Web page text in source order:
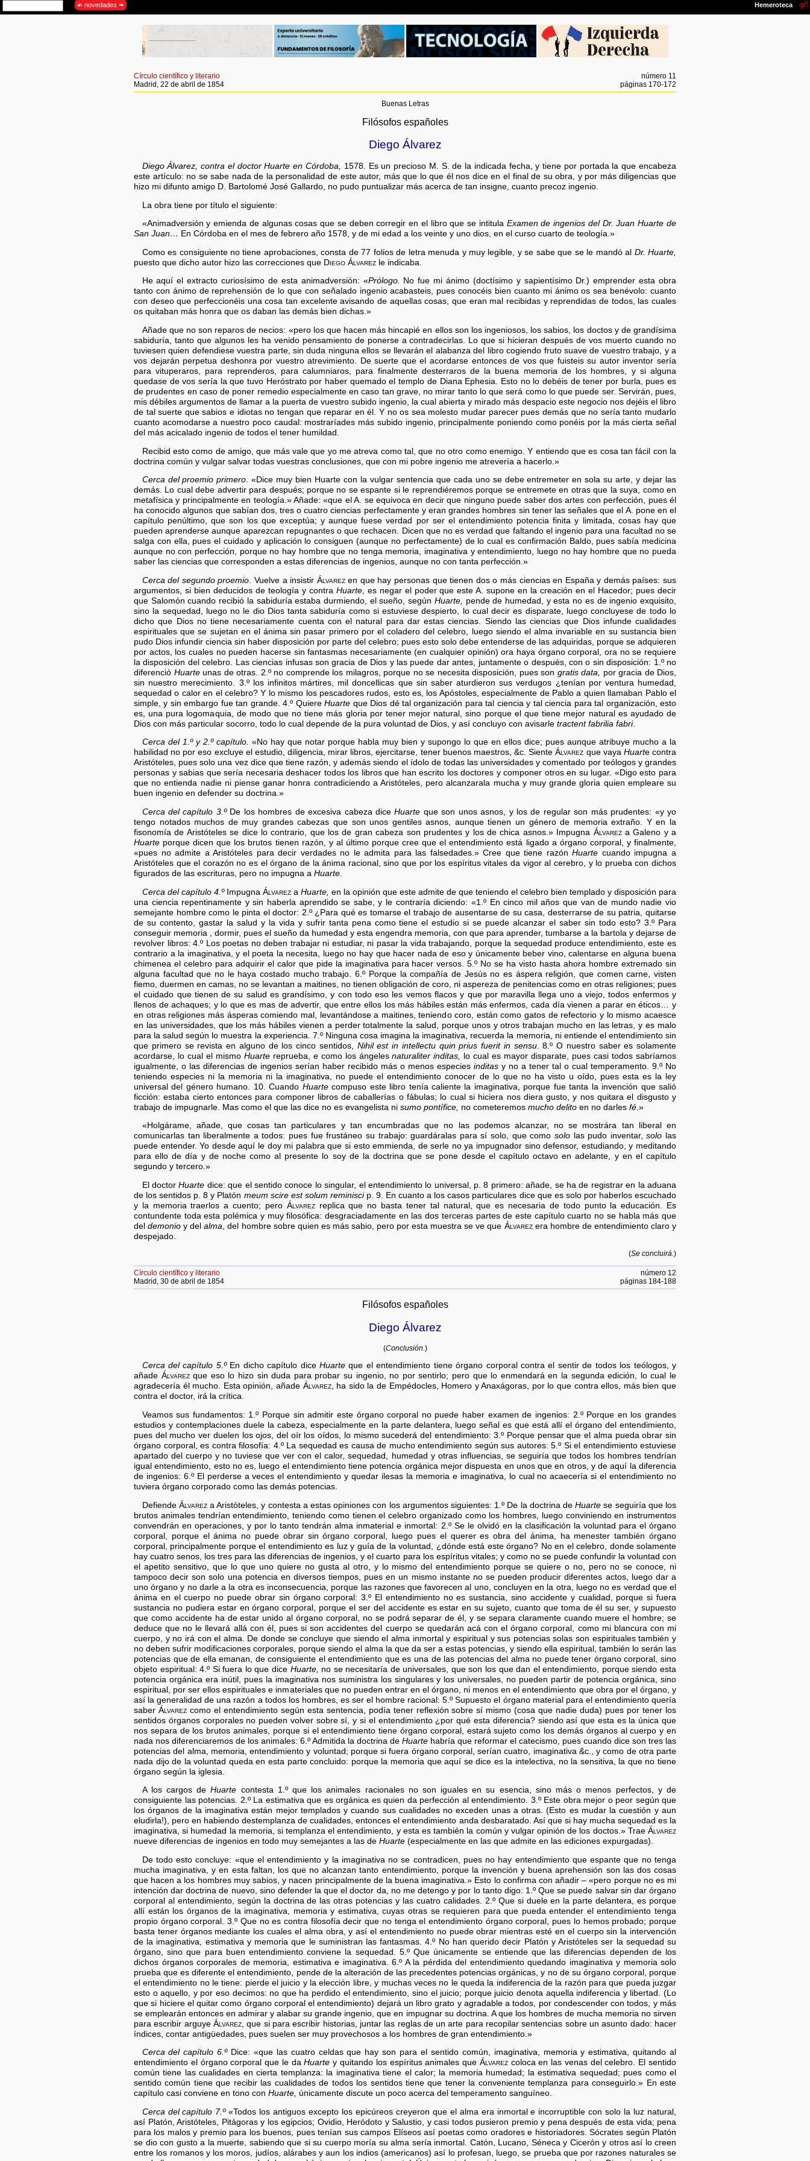
Círculo científico y literario
Madrid, 22 de abril de 1854
número 11
páginas 170-172
Buenas Letras
Filósofos españoles
Diego Álvarez
Diego Álvarez, contra el doctor Huarte en Córdoba, 1578. Es un precioso M. S. de la indicada fecha, y tiene por portada la que encabeza
este artículo: no se sabe nada de la personalidad de este autor, más que lo que él nos dice en el final de su obra, y por más diligencias que
hizo mi difunto amigo D. Bartolomé José Gallardo, no pudo puntualizar más acerca de tan insigne, cuanto precoz ingenio.
La obra tiene por título el siguiente:
«Animadversión y emienda de algunas cosas que se deben corregir en el libro que se intitula Examen de ingenios del Dr. Juan Huarte de
San Juan… En Córdoba en el mes de febrero año 1578, y de mi edad a los veinte y uno dios, en el curso cuarto de teología.»
Como es consiguiente no tiene aprobaciones, consta de 77 folios de letra menuda y muy legible, y se sabe que se le mandó al Dr. Huarte,
puesto que dicho autor hizo las correcciones que Diego Álvarez le indicaba.
He aquí el extracto curiosísimo de esta animadversión: «Prólogo. No fue mi ánimo (doctísimo y sapientísimo Dr.) emprender esta obra
tanto con ánimo de reprehensión de lo que con señalado ingenio acabasteis, pues conocéis bien cuanto mi ánimo os sea benévolo: cuanto
con deseo que perfeccionéis una cosa tan excelente avisando de aquellas cosas, que eran mal recibidas y reprendidas de todos, las cuales
os quitaban más honra que os daban las demás bien dichas.»
Añade que no son reparos de necios: «pero los que hacen más hincapié en ellos son los ingeniosos, los sabios, los doctos y de grandísima
sabiduría, tanto que algunos les ha venido pensamiento de ponerse a contradecirlas. Lo que si hicieran después de vos muerto cuando no
tuviesen quien defendiese vuestra parte, sin duda ninguna ellos se llevarán el alabanza del libro cogiendo fruto suave de vuestro trabajo, y a
vos dejarán perpetua deshonra por vuestro atrevimiento. De suerte que el acordarse entonces de vos que fuisteis su autor inventor sería
para vituperaros, para reprenderos, para calumniaros, para finalmente desterraros de la buena memoria de los hombres, y si alguna
quedase de vos sería la que tuvo Heróstrato por haber quemado el templo de Diana Ephesia. Esto no lo debéis de tener por burla, pues es
de prudentes en caso de poner remedio especialmente en caso tan grave, no mirar tanto lo que será como lo que puede ser. Servirán, pues,
mis débiles argumentos de llamar a la puerta de vuestro subido ingenio, la cual abierta y mirado más despacio este negocio nos dejéis el libro
de tal suerte que sabios e idiotas no tengan que reparar en él. Y no os sea molesto mudar parecer pues demás que no sería tanto mudarlo
cuanto acomodarse a nuestro poco caudal: mostraríades más subido ingenio, principalmente poniendo como ponéis por la más cierta señal
del más acicalado ingenio de todos el tener humildad.
Recibid esto como de amigo, que más vale que yo me atreva como tal, que no otro como enemigo. Y entiendo que es cosa tan fácil con la
doctrina común y vulgar salvar todas vuestras conclusiones, que con mi pobre ingenio me atrevería a hacerlo.»
Cerca del proemio primero. «Dice muy bien Huarte con la vulgar sentencia que cada uno se debe entremeter en sola su arte, y dejar las
demás. Lo cual debe advertir para después; porque no se espante si le reprendiéremos porque se entremete en otras que la suya, como en
metafísica y principalmente en teología.» Añade: «que el A. se equivoca en decir que ninguno puede saber dos artes con perfección, pues él
ha conocido algunos que sabían dos, tres o cuatro ciencias perfectamente y eran grandes hombres sin tener las señales que el A. pone en el
capítulo penúltimo, que son los que exceptúa; y aunque fuese verdad por ser el entendimiento potencia finita y limitada, cosas hay que
pueden aprenderse aunque aparezcan repugnantes o que rechacen. Dicen que no es verdad que faltando el ingenio para una facultad no se
salga con ella, pues el cuidado y aplicación lo consiguen (aunque no perfectamente) de lo cual es confirmación Baldo, pues sabía medicina
aunque no con perfección, porque no hay hombre que no tenga memoria, imaginativa y entendimiento, luego no hay hombre que no pueda
saber las ciencias que corresponden a estas diferencias de ingenios, aunque no con tanta perfección.»
Cerca del segundo proemio . Vuelve a insistir Álvarezen que hay personas que tienen dos o más ciencias en España y demás países: sus
argumentos, si bien deducidos de teología y contra Huarte, es negar el poder que este A. supone en la creación en el Hacedor; pues decir
que Salomón cuando recibió la sabiduría estaba durmiendo, el sueño, según Huarte,
pende de humedad, y esta no es de ingenio exquisito,
sino la sequedad, luego no le dio Dios tanta sabiduría como si estuviese despierto, lo cual decir es disparate, luego concluyese de todo lo
dicho que Dios no tiene necesariamente cuenta con el natural para dar estas ciencias. Siendo las ciencias que Dios infunde cualidades
espirituales que se sujetan en el ánima sin pasar primero por el coladero del celebro, luego siendo el alma invariable en su sustancia bien
pudo Dios infundir ciencia sin haber disposición por parte del celebro; pues esto solo debe entenderse de las adquiridas, porque se adquieren
por actos, los cuales no pueden hacerse sin fantasmas necesariamente (en cualquier opinión) ora haya órgano corporal, ora no se requiere
la disposición del celebro. Las ciencias infusas son gracia de Dios y las puede dar antes, juntamente o después, con o sin disposición: 1.º no
diferenció Huarteunas de otras. 2.º no comprende los milagros, porque no se necesita disposición, pues son gratis data,
por gracia de Dios,
sin nuestro merecimiento. 3.º los infinitos mártires, mil doncellicas que sin saber aturdieron sus verdugos ¿tenían por ventura humedad,
sequedad o calor en el celebro? Y lo mismo los pescadores rudos, esto es, los Apóstoles, especialmente de Pablo a quien llamaban Pablo el
simple, y sin embargo fue tan grande. 4.º QuiereHuarte que Dios dé tal organización para tal ciencia y tal ciencia para tal organización, esto
es, una pura logomaquia, de modo que no tiene más gloria por tener mejor natural, sino porque el que tiene mejor natural es ayudado de
Dios con más particular socorro, todo lo cual depende de la pura voluntad de Dios, y así concluyo con avisarle tractent fabrilia fabri.
Cerca del 1.º y 2.º capítulo. «No hay que notar porque habla muy bien y supongo lo que en ellos dice; pues aunque atribuye mucho a la
habilidad no por eso excluye el estudio, diligencia, mirar libros, ejercitarse, tener buenos maestros, &c. SienteÁlvarez que vaya Huarte contra
Aristóteles, pues solo una vez dice que tiene razón, y además siendo el ídolo de todas las universidades y comentado por teólogos y grandes
personas y sabias que sería necesaria deshacer todos los libros que han escrito los doctores y componer otros en su lugar. «Digo esto para
que no entienda nadie ni piense ganar honra contradiciendo a Aristóteles, pero alcanzarala mucha y muy grande gloria quien empleare su
buen ingenio en defender su doctrina.»
Cerca del capítulo 3.ºDe los hombres de excesiva cabeza diceHuarte que son unos asnos, y los de regular son más prudentes: «y yo
tengo notados muchos de muy grandes cabezas que son unos gentiles asnos, aunque tienen un género de memoria extraño. Y en la
fisonomía de Aristóteles se dice lo contrario, que los de gran cabeza son prudentes y los de chica asnos.» Impugna Álvareza Galeno y a
Huarte porque dicen que los brutos tienen razón, y al último porque cree que el entendimiento está ligado a órgano corporal, y finalmente,
«pues no admite a Aristóteles para decir verdades no le admita para las falsedades.» Cree que tiene razónHuarte cuando impugna a
Aristóteles que el corazón no es el órgano de la ánima racional, sino que por los espíritus vitales da vigor al cerebro, y lo prueba con dichos
figurados de las escrituras, pero no impugna a Huarte
Cerca del capítulo 4.ºImpugna Álvareza Huarte, en la opinión que este admite de que teniendo el celebro bien templado y disposición para
una ciencia repentinamente y sin haberla aprendido se sabe, y le contraría diciendo: «1.º En cinco mil años que van de mundo nadie vio
semejante hombre como le pinta el doctor: 2.º ¿Para qué es tomarse el trabajo de ausentarse de su casa, desterrarse de su patria, quitarse
de su contento, gastar la salud y la vida y sufrir tanta pena como tiene el estudio si se puede alcanzar el saber sin todo esto? 3.º Para
conseguir memoria , dormir, pues el sueño da humedad y esta engendra memoria, con que para aprender, tumbarse a la bartola y dejarse de
revolver libros: 4.º Los poetas no deben trabajar ni estudiar, ni pasar la vida trabajando, porque la sequedad produce entendimiento, este es
contrario a la imaginativa, y el poeta la necesita, luego no hay que hacer nada de eso y únicamente beber vino, calentarse en alguna buena
chimenea el celebro para adquirir el calor que pide la imaginativa para hacer versos. 5.º No se ha visto hasta ahora hombre extremado sin
alguna facultad que no le haya costado mucho trabajo. 6.º Porque la compañía de Jesús no es áspera religión, que comen carne, visten
fiemo, duermen en camas, no se levantan a maitines, no tienen obligación de coro, ni aspereza de penitencias como en otras religiones; pues
el cuidado que tienen de su salud es grandísimo, y con todo eso les vemos flacos y que por maravilla llega uno a viejo, todos enfermos y
llenos de achaques; y lo que es mas de advertir, que entre ellos los más hábiles están más enfermos, cada día vienen a parar en éticos… y
en otras religiones más ásperas comiendo mal, levantándose a maitines, teniendo coro, están como gatos de refectorio y lo mismo acaesce
en las universidades, que los más hábiles vienen a perder totalmente la salud, porque unos y otros trabajan mucho en las letras, y es malo
para la salud según lo muestra la experiencia. 7.º Ninguna cosa imagina la imaginativa, recuerda la memoria, ni entiende el entendimiento sin
que primero se revista en alguno de los cinco sentidos, Nihil est in intellectu quin prius fuerit in sensu. 8.º O nuestro saber es solamente
acordarse, lo cual el mismo Huartereprueba, e como los ángelesnaturaliter inditas,
lo cual es mayor disparate, pues casi todos sabríamos
igualmente, o las diferencias de ingenios serían haber recibido más o menos especies inditas y no a tener tal o cual temperamento. 9.º No
teniendo especies ni la memoria ni la imaginativa, no puede el entendimiento conocer de lo que no ha visto u oído, pues esta es la ley
universal del género humano. 10. Cuando Huartecompuso este libro tenía caliente la imaginativa, porque fue tanta la invención que salió
ficción: estaba cierto entonces para componer libros de caballerías o fábulas; lo cual si hiciera nos diera gusto, y nos quitara el disgusto y
trabajo de impugnarle. Mas como el que las dice no es evangelista ni sumo pontífice, no cometeremos mucho delito en no darles fé .»
«Holgárame, añade, que cosas tan particulares y tan encumbradas que no las podemos alcanzar, no se mostrára tan liberal en
comunicarlas tan liberalmente a todos: pues fue frustáneo su trabajo: guardáralas para sí solo, que como sololas pudo inventar,solo las
puede entender. Yo desde aquí le doy mi palabra que si esto emmienda, de serle no ya impugnador sino defensor, estudiando, y meditando
para ello de día y de noche como al presente lo soy de la doctrina que se pone desde el capítulo octavo en adelante, y en el capítulo
segundo y tercero.»
El doctorHuarte dice: que el sentido conoce lo singular, el entendimiento lo universal, p. 8 primero: añade, se ha de registrar en la aduana
de los sentidos p. 8 y Platón meum scire est solum reminiscip. 9. En cuanto a los casos particulares dice que es solo por haberlos escuchado
y la memoria traerlos a cuento; pero Álvarezreplica que no basta tener tal natural, que es necesaria de todo punto la educación. Es
contundente toda esta polémica y muy filosófica: desgraciadamente en las dos terceras partes de este capítulo cuarto no se habla más que
deldemonio y delalma , del hombre sobre quien es más sabio, pero por esta muestra se ve que Álvarezera hombre de entendimiento claro y
despejado.
(Se concluirá.)
Círculo científico y literario
Madrid, 30 de abril de 1854
número 12
páginas 184-188
Filósofos españoles
Diego Álvarez
(Conclusión. )
Cerca del capítulo 5.ºEn dicho capítulo diceHuarte que el entendimiento tiene órgano corporal contra el sentir de todos los teólogos, y
añade Álvarezque eso lo hizo sin duda para probar su ingenio, no por sentirlo; pero que lo enmendará en la segunda edición, lo cual le
agradecería él mucho. Esta opinión, añade Álvarez, ha sido la de Empédocles, Homero y Anaxágoras, por lo que contra ellos, más bien que
contra el doctor, irá la crítica.
Veamos sus fundamentos: 1.º Porque sin admitir este órgano corporal no puede haber examen de ingenios: 2.º Porque en los grandes
estudios y contemplaciones duele la cabeza, especialmente en la parte delantera, luego señal es que está allí el órgano del entendimiento,
pues del mucho ver duelen los ojos, del oír los oídos, lo mismo sucederá del entendimiento: 3.º Porque pensar que el alma pueda obrar sin
órgano corporal, es contra filosofía: 4.º La sequedad es causa de mucho entendimiento según sus autores: 5.º Si el entendimiento estuviese
apartado del cuerpo y no tuviese que ver con el calor, sequedad, humedad y otras influencias, se seguiría que todos los hombres tendrían
igual entendimiento, esto no es, luego el entendimiento tiene potencia orgánica mejor dispuesta en unos que en otros, y de aquí la diferencia
de ingenios: 6.º El perderse a veces el entendimiento y quedar ilesas la memoria e imaginativa, lo cual no acaecería si el entendimiento no
tuviera órgano corporado como las demás potencias.
Defiende Álvareza Aristóteles, y contesta a estas opiniones con los argumentos siguientes: 1.º De la doctrina deHuarte se seguiría que los
brutos animales tendrían entendimiento, teniendo como tienen el celebro organizado como los hombres, luego conviniendo en instrumentos
convendrán en operaciones, y por lo tanto tendrán alma inmaterial e inmortal: 2.º Se le olvidó en la clasificación la voluntad para el órgano
corporal, porque el ánima no puede obrar sin órgano corporal, luego pues el querer es obra del ánima, ha menester también órgano
corporal, principalmente porque el entendimiento es luz y guía de la voluntad, ¿dónde está este órgano? No en el celebro, donde solamente
hay cuatro senos, los tres para las diferencias de ingenios, y el cuarto para los espíritus vitales; y como no se puede confundir la voluntad con
el apetito sensitivo, que lo que uno quiere no gusta al otro, y lo mismo del entendimiento porque se quiere o no, pero no se conoce, ni
tampoco decir son solo una potencia en diversos tiempos, pues en un mismo instante no se pueden producir diferentes actos, luego dar a
uno órgano y no darle a la otra es inconsecuencia, porque las razones que favorecen al uno, concluyen en la otra, luego no es verdad que el
ánima en el cuerpo no puede obrar sin órgano corporal: 3.º El entendimiento no es sustancia, sino accidente y cualidad, porque si fuera
sustancia no pudiera estar en órgano corporal, porque el ser del accidente es estar en su sujeto, cuanto que toma de él su ser, y supuesto
que como accidente ha de estar unido al órgano corporal, no se podrá separar de él, y se separa claramente cuando muere el hombre; se
deduce que no le llevará allá con él, pues si son accidentes del cuerpo se quedarán acá con el órgano corporal, como mi blancura con mi
cuerpo, y no irá con el alma. De donde se concluye que siendo el alma inmortal y espiritual y sus potencias solas son espirituales también y
no deben sufrir modificaciones corporales, porque siendo el alma la que da ser a estas potencias, y siendo ella espiritual, también lo serán las
potencias que de ella emanan, de consiguiente el entendimiento que es una de las potencias del alma no puede tener órgano corporal, sino
objeto espiritual: 4.º Si fuera lo que dice Huarte, no se necesitaría de universales, que son los que dan el entendimiento, porque siendo esta
potencia orgánica era inútil, pues la imaginativa nos suministra los singulares y los universales, no pueden partir de potencia orgánica, sino
espiritual, por ser ellos espirituales e inmateriales que no pueden entrar en el órgano, ni menos en el entendimiento que obra por el órgano, y
así la generalidad de una razón a todos los hombres, es ser el hombre racional: 5.º Supuesto el órgano material para el entendimiento quería
saber Álvarezcomo el entendimiento según esta sentencia, podía tener reflexión sobre sí mismo (cosa que nadie duda) pues por tener los
sentidos órganos corporales no pueden volver sobre sí, y si el entendimiento ¿por qué esta diferencia? siendo así que esta es la única que
nos separa de los brutos animales, porque si el entendimiento tiene órgano corporal, estará sujeto como los demás órganos al cuerpo y en
nada nos diferenciaremos de los animales: 6.º Admitida la doctrina de Huarte habría que reformar el catecismo, pues cuando dice son tres las
potencias del alma, memoria, entendimiento y voluntad; porque si fuera órgano corporal, serían cuatro, imaginativa &c., y como de otra parte
nada dijo de la voluntad queda en esta parte concluido: porque la memoria que aquí se dice es la intelectiva, no la sensitiva, la que no tiene
órgano según la iglesia.
A los cargos deHuarte contesta 1.º que los animales racionales no son iguales en su esencia, sino más o menos perfectos, y de
consiguiente las potencias. 2.º La estimativa que es orgánica es quien da perfección al entendimiento. 3.º Este obra mejor o peor según que
los órganos de la imaginativa están mejor templados y cuando sus cualidades no exceden unas a otras. (Esto es mudar la cuestión y aun
eludirla!), pero en habiendo destemplanza de cualidades, entonces el entendimiento anda desbaratado. Así que si hay mucha sequedad es la
imaginativa, si humedad la memoria, si templanza el entendimiento, y esta es también la común y vulgar opinión de los doctos.» Trae Álvarez
nueve diferencias de ingenios en todo muy semejantes a las de Huarte (especialmente en las que admite en las ediciones expurgadas).
De todo esto concluye: «que el entendimiento y la imaginativa no se contradicen, pues no hay entendimiento que espante que no tenga
mucha imaginativa, y en esta faltan, los que no alcanzan tanto entendimiento, porque la invención y buena aprehensión son las dos cosas
que hacen a los hombres muy sabios, y nacen principalmente de la buena imaginativa.» Esto lo confirma con añadir – «pero porque no es mi
intención dar doctrina de nuevo, sino defender la que el doctor da, no me detengo y por lo tanto digo: 1.º Que se puede salvar sin dar órgano
corporal al entendimiento, según la doctrina de las otras potencias y las cuatro calidades. 2.º Que si duele en la parte delantera, es porque
allí están los órganos de la imaginativa, memoria y estimativa, cuyas otras se requieren para que pueda entender el entendimiento tenga
propio órgano corporal. 3.º Que no es contra filosofía decir que no tenga el entendimiento órgano corporal, pues lo hemos probado; porque
basta tener órganos mediante los cuales el alma obra, y así el entendimiento no puede obrar mientras esté en el cuerpo sin la intervención
de la imaginativa, estimativa y memoria que le suministran las fantasmas. 4.º No han querido decir Platón y Aristóteles ser la sequedad su
órgano, sino que para buen entendimiento conviene la sequedad. 5.º Que únicamente se entiende que las diferencias dependen de los
dichos órganos corporales de memoria, estimativa e imaginativa. 6.º A la pérdida del entendimiento quedando imaginativa y memoria solo
prueba que es diferente el entendimiento, pende de la alteración de las precedentes potencias orgánicas, y no de su órgano corporal, porque
el entendimiento no le tiene: pierde el juicio y la elección libre, y muchas veces no le queda la indiferencia de la razón para que pueda juzgar
esto o aquello, y por eso decimos: no que ha perdido el entendimiento, sino el juicio; porque juicio denota aquella indiferencia y libertad. (Lo
que si hiciere el quitar como órgano corporal el entendimiento) dejará un libro grato y agradable a todos, por condescender con todos, y más
se emplearán entonces en admirar y alabar su grande ingenio, que en impugnar su doctrina. A que los hombres de mucha memoria no sirven
para escribir arguye Álvarez, que si para escribir historias, juntar las reglas de un arte para recopilar sentencias sobre un asunto dado: hacer
índices, contar antigüedades, pues suelen ser muy provechosos a los hombres de gran entendimiento.»
Cerca del capítulo 6.ºDice: «que las cuatro celdas que hay son para el sentido común, imaginativa, memoria y estimativa, quitando al
entendimiento el órgano corporal que le daHuarte y quitando los espíritus animales que Álvarezcoloca en las venas del celebro. El sentido
común tiene las cualidades en cierta templanza: la imaginativa tiene el calor; la memoria humedad; la estimativa sequedad; pues como el
sentido común tiene que recibir las cualidades de todos los sentidos tiene que tener la conveniente templanza para conseguirlo.» En este
capítulo casi conviene en tono con Huarte, únicamente discute un poco acerca del temperamento sanguíneo.
Cerca del capítulo 7.º«Todos los antiguos excepto los epicúreos creyeron que el alma era inmortal e incorruptible con solo la luz natural,
así Platón, Aristóteles, Pitágoras y los egipcios; Ovidio, Heródoto y Salustio, y casi todos pusieron premio y pena después de esta vida; pena
para los malos y premio para los buenos, pues tenían sus campos Elíseos así poetas como oradores e historiadores. Sócrates según Platón
se dio con gusto a la muerte, sabiendo que si su cuerpo moría su alma sería inmortal. Catón, Lucano, Séneca y Cicerón y otros así lo creen
entre los romanos y los moros, judíos, alárabes y aun los indios (americanos) así lo profesan, luego, se prueba que por razones naturales se